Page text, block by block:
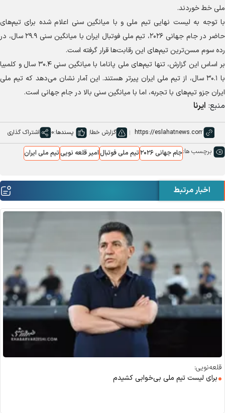
ملی خط خوردند.
با توجه به لیست نهایی تیم ملی و با میانگین سنی اعلام شده برای تیم‌های
حاضر در جام جهانی ۲۰۲۶، تیم ملی فوتبال ایران با میانگین سنی ۲۹.۹ سال، در
رده سوم مسن‌ترین تیم‌های این رقابت‌ها قرار گرفته است.
بر اساس این گزارش، تنها تیم‌های ملی پاناما با میانگین سنی ۳۰.۴ سال و کلمبیا
با ۳۰.۱ سال، از تیم ملی ایران پیرتر هستند. این آمار نشان می‌دهد که تیم ملی
ایران جزو تیم‌های با تجربه، اما با میانگین سنی بالا در جام جهانی است.
منبع: ایرنا
گزارش خطا پسندها:0 اشتراک گذاری
برچسب ها:جام جهانی ۲۰۲۶ تیم ملی فوتبال امیر قلعه نوییتیم ملی ایران
اخبار مرتبط
قلعه‌نویی:
برای لیست تیم ملی بی‌خوابی کشیدم